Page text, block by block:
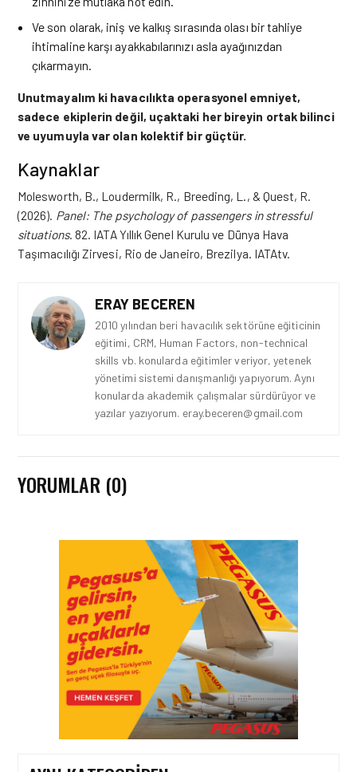
Ve son olarak, iniş ve kalkış sırasında olası bir tahliye
ihtimaline karşı ayakkabılarınızı asla ayağınızdan
çıkarmayın.
Unutmayalım ki havacılıkta operasyonel emniyet,
sadece ekiplerin değil, uçaktaki her bireyin ortak bilinci
ve uyumuyla var olan kolektif bir güçtür.
Kaynaklar
Molesworth, B., Loudermilk, R., Breeding, L., & Quest, R.
(2026). Panel: The psychology of passengers in stressful
situations. 82. IATA Yıllık Genel Kurulu ve Dünya Hava
Taşımacılığı Zirvesi, Rio de Janeiro, Brezilya. IATAtv.
ERAY BECEREN
2010 yılından beri havacılık sektörüne eğiticinin
eğitimi, CRM, Human Factors, non-technical
skills vb. konularda eğitimler veriyor, yetenek
yönetimi sistemi danışmanlığı yapıyorum. Aynı
konularda akademik çalışmalar sürdürüyor ve
yazılar yazıyorum. eray.beceren@gmail.com
YORUMLAR (0)
KÖŞE YAZILARI • 30 TEM 2026
HAVACILIK EMNIYETINDE
KRIZ YÖNETIMI, İNSAN
FAKTÖRÜ VE LIDERLIK:
BA919 SEFERI ÖRNEĞI
KÖŞE YAZILARI • 25 TEM 2026
ICAO 2026 RAPORUNDA
İNSAN FAKTÖRLERI VE
OPERASYONEL
İSTATISTIKLER